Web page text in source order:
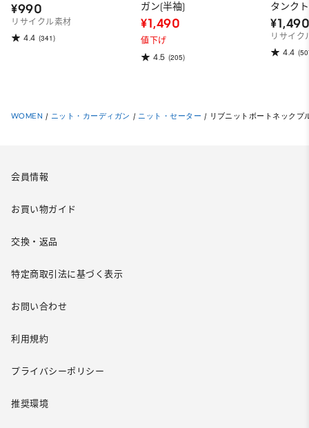
¥990
リサイクル素材
4.4 (341)
ガン(半袖)
¥1,490
値下げ
4.5 (205)
タンク
リサイク
4.4
WOMEN / ニット・カーディガン / ニット・セーター / リブニットボートネックプ
会員情報
お買い物ガイド
交換・返品
特定商取引法に基づく表示
お問い合わせ
利用規約
プライバシーポリシー
推奨環境